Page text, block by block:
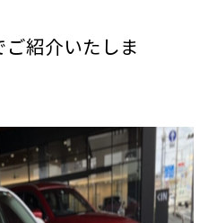
紹介いたしま